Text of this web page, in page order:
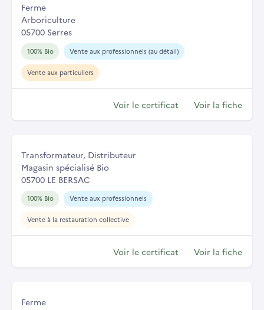
Ferme
Arboriculture
05700 Serres
100% Bio Vente aux professionnels (au détail)
Vente aux particuliers
Voir le certificat Voir la fiche
Transformateur, Distributeur
Magasin spécialisé Bio
05700 LE BERSAC
100% Bio Vente aux professionnels
Vente à la restauration collective
Voir le certificat Voir la fiche
Ferme